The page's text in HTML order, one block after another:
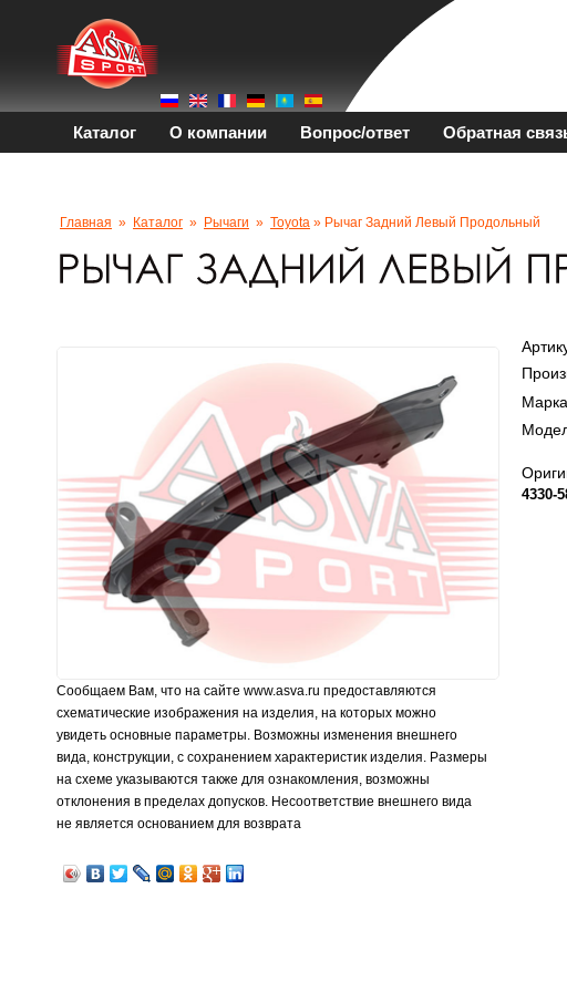
Каталог О компании Вопрос/ответ Обратная
Главная » Каталог » Рычаги » Toyota » Рычаг Задний Левый Продольный
Сообщаем Вам, что на сайте www.asva.ru предоставляются
схематические изображения на изделия, на которых можно
увидеть основные параметры. Возможны изменения внешнего
вида, конструкции, с сохранением характеристик изделия. Размеры
на схеме указываются также для ознакомления, возможны
отклонения в пределах допусков. Несоответствие внешнего вида
не является основанием для возврата
4330-